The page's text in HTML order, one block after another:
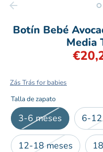
Botín Bebé
Media
Zás Trás for babies
Talla de zapato
3-6 meses 6-12
12-18 meses